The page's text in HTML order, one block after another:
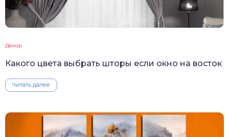
Декор
Какого цвета выбрать шторы если окно на восток
Читать далее